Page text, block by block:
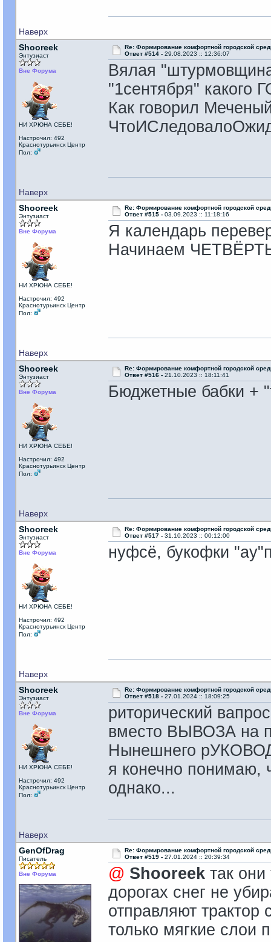
Наверх
Shooreek
Энтузиаст
Вне Форума
НИ ХРЮНА СЕБЕ!
Настрочил: 492
Краснотурьинск Центр
Пол:
Re: Формирование комфортной городской
Ответ #514 - 29.08.2023 :: 12:36:07
Вялая
"1сентября" какого
Как говорил
Наверх
Shooreek
Энтузиаст
Вне Форума
НИ ХРЮНА СЕБЕ!
Настрочил: 492
Краснотурьинск Центр
Пол:
Re: Формирование комфортной городской
Ответ #515 - 03.09.2023 :: 11:18:16
Я календарь
Начинаем
Наверх
Shooreek
Энтузиаст
Вне Форума
НИ ХРЮНА СЕБЕ!
Настрочил: 492
Краснотурьинск Центр
Пол:
Re: Формирование комфортной городской
Ответ #516 - 21.10.2023 :: 18:11:41
Бюджетные бабки +
Наверх
Shooreek
Энтузиаст
Вне Форума
НИ ХРЮНА СЕБЕ!
Настрочил: 492
Краснотурьинск Центр
Пол:
Re: Формирование комфортной городской
Ответ #517 - 31.10.2023 :: 00:12:00
нуфсё, букофки
Наверх
Shooreek
Энтузиаст
Вне Форума
НИ ХРЮНА СЕБЕ!
Настрочил: 492
Краснотурьинск Центр
Пол:
Re: Формирование комфортной городской
Ответ #518 - 27.01.2024 :: 18:09:25
риторический
вместо ВЫВОЗА на
Нынешнего
я конечно понимаю,
однако...
Наверх
GenOfDrag
Писатель
Вне Форума
Re: Формирование комфортной городской
Ответ #519 - 27.01.2024 :: 20:39:34
@ Shooreekтак они
дорогах снег не
отправляют трактор
только мягкие слои